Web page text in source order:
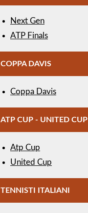
Next Gen
ATP Finals
COPPA DAVIS
Coppa Davis
ATP CUP - UNITED CUP
Atp Cup
United Cup
TENNISTI ITALIANI